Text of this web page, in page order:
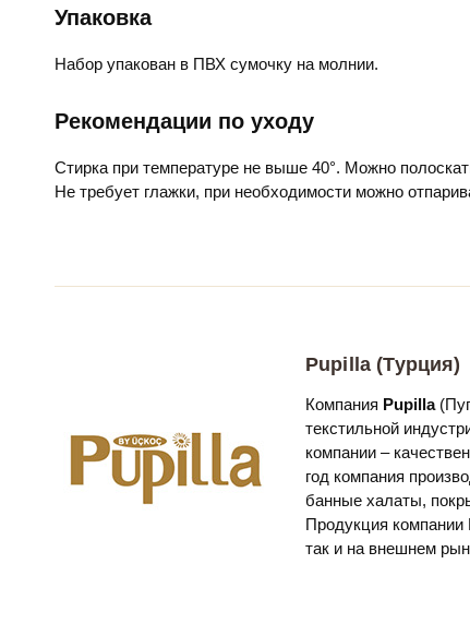
Упаковка
Набор упакован в ПВХ сумочку на молнии.
Рекомендации по уходу
Стирка при температуре не выше 40°. Можно
Не требует глажки, при необходимости можно
Pupilla (Турция)
Компания Pupilla
текстильной
компании –
год компания
банные халаты,
Продукция компании
так и на внешнем